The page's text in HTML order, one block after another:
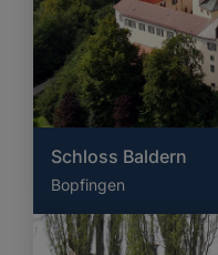
Schloss Baldern
Bopfingen